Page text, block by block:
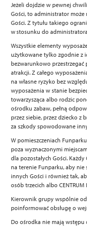
Jeżeli dojdzie w pewnej
Gości, to administrator
Gości. Z tytułu takiego
w stosunku do
Wszystkie elementy
użytkowane tylko zgodnie z
bezwarunkowo przestrzegać
atrakcji. Z całego
na własne ryzyko bez
wyposażenia w stanie
towarzysząca albo rodzic
ośrodku zabaw, pełną
przez siebie, przez dziecko
za szkody spowodowane
W pomieszczeniach
poza wyznaczonymi
dla pozostałych Gości.
na terenie Funparku, aby
innych Gości i również tak,
osób trzecich albo CENTRUM
Kierownik grupy wspólnie
poinformować obsługę o
Do ośrodka nie mają